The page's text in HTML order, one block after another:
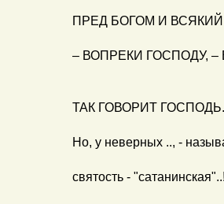
ПРЕД БОГОМ И ВСЯКИЙ
– ВОПРЕКИ ГОСПОДУ,
ТАК ГОВОРИТ
Но, у неверных .., -
святость -